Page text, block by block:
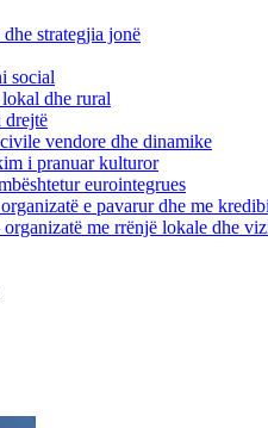
strategjia jonë
social
dhe rural
drejtë
vendore dhe dinamike
i pranuar kulturor
eurointegrues
e pavarur dhe me
me rrënjë lokale dhe